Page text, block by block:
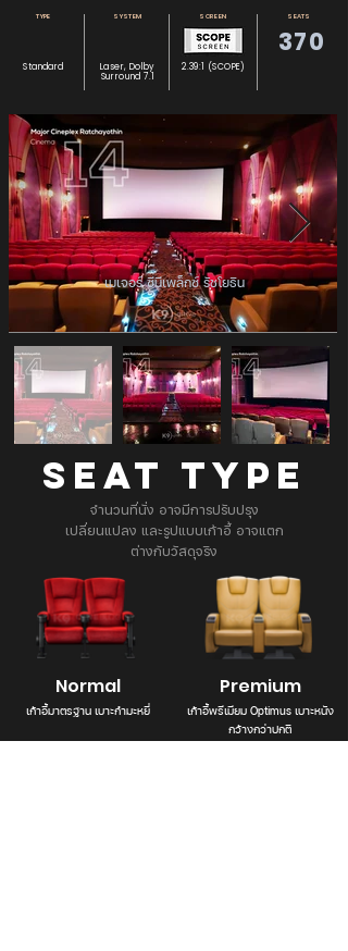
TYPE
Standard
SYSTEM
Laser, Dolby
Surround 7.1
SCREEN
2.39:1 (SCOPE)
SEATS
370
เมเจอร์ ซีนีเพล็กซ์ รัชโยธิน
SEAT TYPE
จำนวนที่นั่ง อาจมีการปรับปรุง
เปลี่ยนแปลง และรูปแบบเก้าอี้ อาจแตก
ต่างกับวัสดุจริง
Normal
เก้าอี้มาตรฐาน เบาะกำมะหยี่
Premium
เก้าอี้พรีเมียม Optimus เบาะหนัง
กว้างกว่าปกติ